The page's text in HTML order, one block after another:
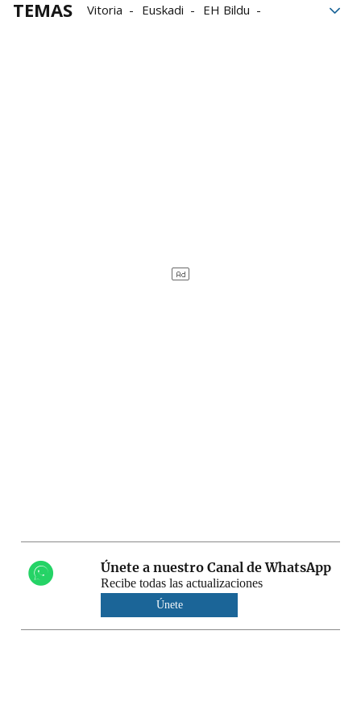
TEMAS Vitoria Euskadi
EH Bildu
Únete a nuestro Canal de WhatsApp
Recibe todas las actualizaciones
Únete